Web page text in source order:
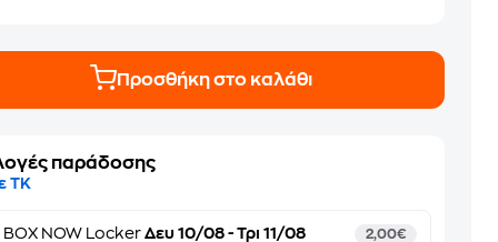
Προσθήκη στο καλάθι
παράδοσης
ΤΚ
BOX NOW Locker Δευ 10/08 - Τρι 11/08 2,00€